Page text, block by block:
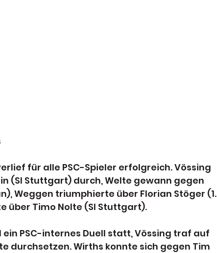
für alle PSC-Spieler erfolgreich. Vössing
(SI Stuttgart) durch, Welte gewann gegen
Weggen triumphierte über Florian Stöger (1.
über Timo Nolte (SI Stuttgart).
PSC-internes Duell statt, Vössing traf auf
durchsetzen. Wirths konnte sich gegen Tim